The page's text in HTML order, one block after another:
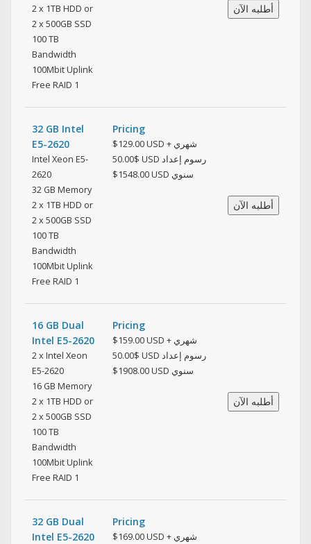
2 x 1TB HDD or
2 x 500GB SSD
100 TB
Bandwidth
100Mbit Uplink
Free RAID 1
32 GB Intel
E5-2620
Intel Xeon E5-
2620
32 GB Memory
2 x 1TB HDD or
2 x 500GB SSD
100 TB
Bandwidth
100Mbit Uplink
Free RAID 1
Pricing
$129.00 USD شهري +
$50.00 USD رسوم إعداد
$1548.00 USD سنوي
16 GB Dual
Intel E5-2620
2 x Intel Xeon
E5-2620
16 GB Memory
2 x 1TB HDD or
2 x 500GB SSD
100 TB
Bandwidth
100Mbit Uplink
Free RAID 1
Pricing
$159.00 USD شهري +
$50.00 USD رسوم إعداد
$1908.00 USD سنوي
32 GB Dual
Intel E5-2620
Pricing
$169.00 USD شهري +